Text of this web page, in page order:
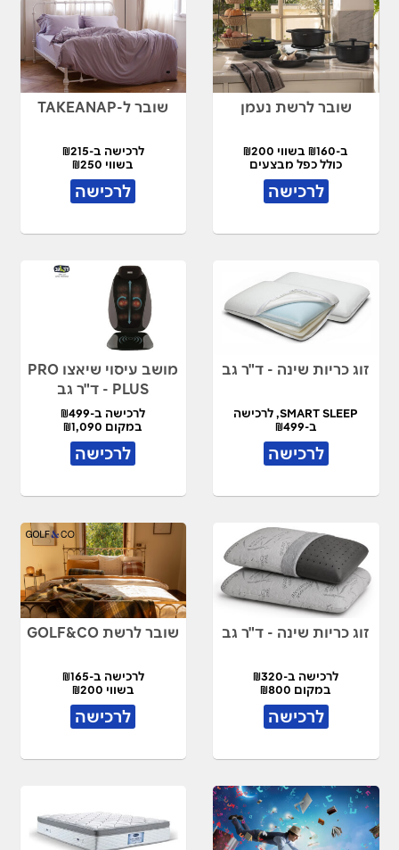
שובר לרשת נעמן
ב-₪160 בשווי ₪200
כולל כפל מבצעים
לרכישה
שובר ל-TAKEANAP
לרכישה ב-₪215
בשווי ₪250
לרכישה
זוג כריות שינה - ד"ר גב
SMART SLEEP, לרכישה
ב-₪499
במקום ₪900
לרכישה
מושב עיסוי שיאצו PRO
PLUS - ד"ר גב
לרכישה ב-₪499
במקום ₪1,090
לרכישה
זוג כריות שינה - ד"ר גב
לרכישה ב-₪320
במקום ₪800
לרכישה
שובר לרשת GOLF&CO
לרכישה ב-₪165
בשווי ₪200
לרכישה